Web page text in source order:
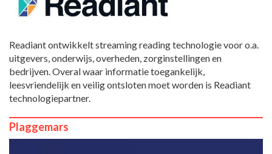
Readiant ontwikkelt streaming reading technologie voor o.a.
uitgevers, onderwijs, overheden, zorginstellingen en
bedrijven. Overal waar informatie toegankelijk,
leesvriendelijk en veilig ontsloten moet worden is Readiant
technologiepartner.
Plaggemars